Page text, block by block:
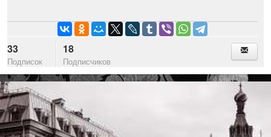
33
Подписок
18
Подписчиков